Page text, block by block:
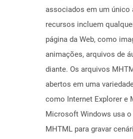
associados em um único
recursos incluem
página da Web, como
animações, arquivos de
diante. Os arquivos
abertos em uma
como Internet Explorer e
Microsoft Windows usa
MHTML para gravar